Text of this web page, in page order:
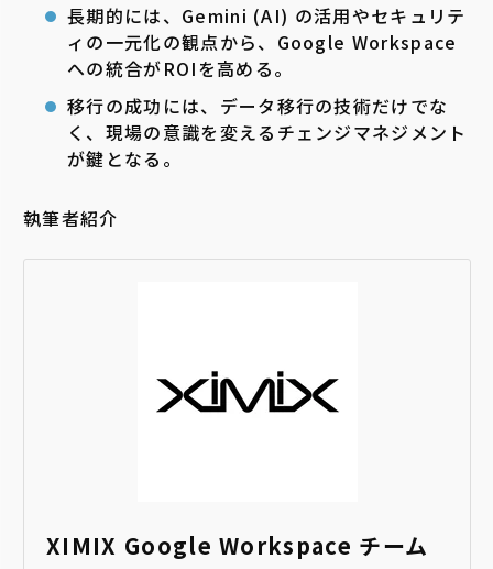
長期的には、Gemini (AI) の活用やセキュリテ
ィの一元化の観点から、Google Workspace
への統合がROIを高める。
移行の成功には、データ移行の技術だけでな
く、現場の意識を変えるチェンジマネジメント
が鍵となる。
執筆者紹介
XIMIX Google Workspace チーム